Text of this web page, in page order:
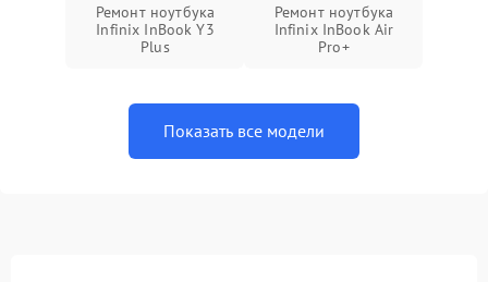
Ремонт ноутбука
Infinix InBook Y3
Plus
Ремонт ноутбука
Infinix InBook Air
Pro+
Показать все модели